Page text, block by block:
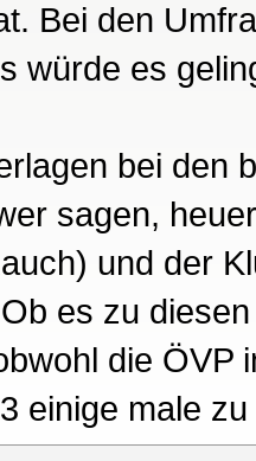
Bei den
würde es
bei den
sagen,
und der
es zu
die ÖVP
einige male